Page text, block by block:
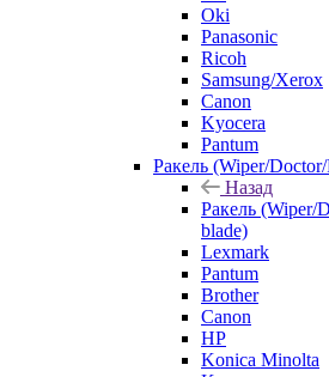
Oki
Panasonic
Ricoh
Samsung/Xerox
Canon
Kyocera
Pantum
Ракель (Wiper/
Назад
Ракель (Wiper/
blade)
Lexmark
Pantum
Brother
Canon
HP
Konica Minolta